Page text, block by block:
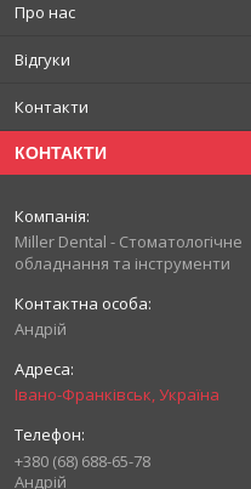
Про нас
Відгуки
Контакти
КОНТАКТИ
Miller Dental - Стоматологічне
обладнання та інструменти
Андрій
Івано-Франківськ, Україна
+380 (68) 688-65-78
Андрій